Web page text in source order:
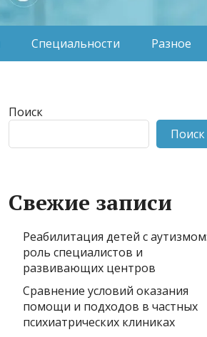
Специальности Разное
Поиск
Поиск
Свежие записи
Реабилитация детей с аутизмом:
роль специалистов и
развивающих центров
Сравнение условий оказания
помощи и подходов в частных
психиатрических клиниках